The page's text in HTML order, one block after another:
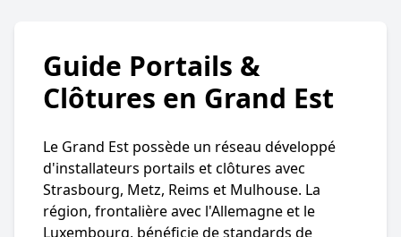
Guide Portails &
Clôtures en Grand Est
Le Grand Est possède un réseau développé
d'installateurs portails et clôtures avec
Strasbourg, Metz, Reims et Mulhouse. La
région, frontalière avec l'Allemagne et le
Luxembourg, bénéficie de standards de